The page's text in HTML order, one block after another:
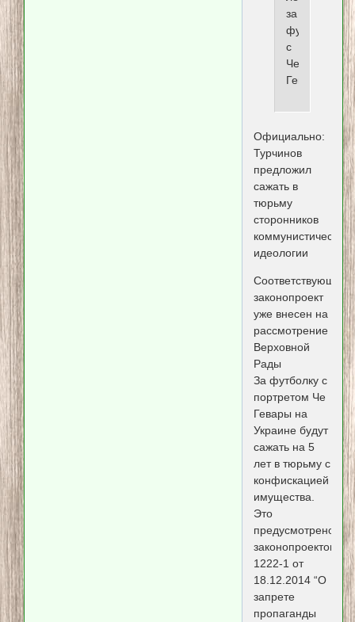
за
футболку
с
Че
Геварой
Официально:
Турчинов
предложил
сажать в
тюрьму
сторонников
коммунистической
идеологии
Соответствующий
законопроект
уже внесен на
рассмотрение
Верховной
Рады
За футболку с
портретом Че
Гевары на
Украине будут
сажать на 5
лет в тюрьму с
конфискацией
имущества.
Это
предусмотрено
законопроектом
1222-1 от
18.12.2014 “О
запрете
пропаганды